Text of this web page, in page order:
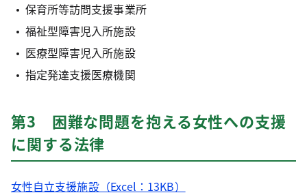
保育所等訪問支援事業所
福祉型障害児入所施設
医療型障害児入所施設
指定発達支援医療機関
第3 困難な問題を抱える女性への支援
に関する法律
女性自立支援施設（Excel：13KB）